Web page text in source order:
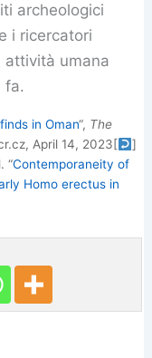
archeologici
i ricercatori
attività umana
fa.
in Oman“, The
April 14, 2023[
]
“Contemporaneity of
Homo erectus in